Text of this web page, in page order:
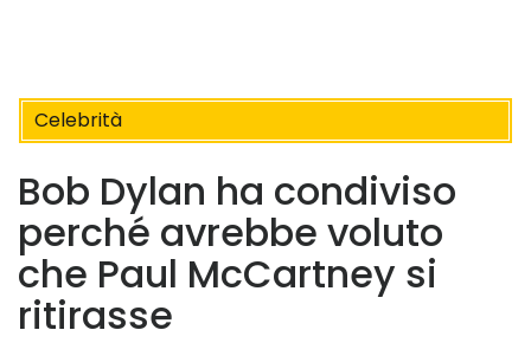
Celebrità
Bob Dylan ha condiviso
perché avrebbe voluto
che Paul McCartney si
ritirasse